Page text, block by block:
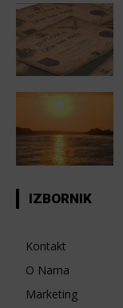
IZBORNIK
Kontakt
O Nama
Marketing